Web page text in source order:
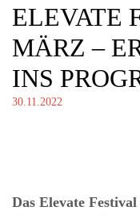
BEGINN
DES
SEITENBEREICHS:
INHALT
ELEVATE
MÄRZ –
INS
30.11.2022
Das Elevate